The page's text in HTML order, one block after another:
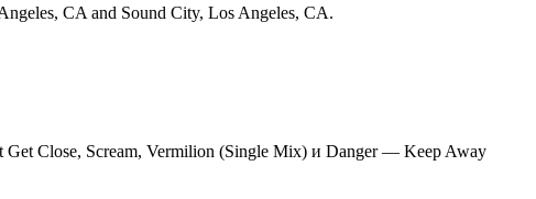
CA and Sound City, Los Angeles, CA.
Get Close, Scream, Vermilion (Single Mix) и Danger — Keep Away